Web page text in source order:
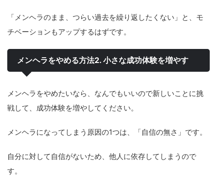
「メンヘラのまま、つらい過去を繰り返したくない」と、モ
チベーションもアップするはずです。
メンヘラをやめる方法2. 小さな成功体験を増やす
メンヘラをやめたいなら、なんでもいいので新しいことに挑
戦して、成功体験を増やしてください。
メンヘラになってしまう原因の1つは、「自信の無さ」です。
自分に対して自信がないため、他人に依存してしまうので
す。